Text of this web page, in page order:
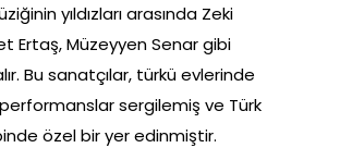
yıldızları arasında Zeki
Ertaş, Müzeyyen Senar gibi
Bu sanatçılar, türkü evlerinde
sergilemiş ve Türk
özel bir yer edinmiştir.